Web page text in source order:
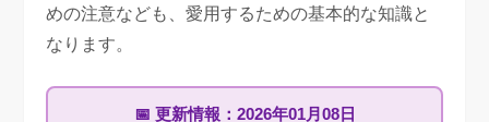
めの注意なども、愛用するための基本的な知識と
なります。
📅 更新情報： 2026年01月08日